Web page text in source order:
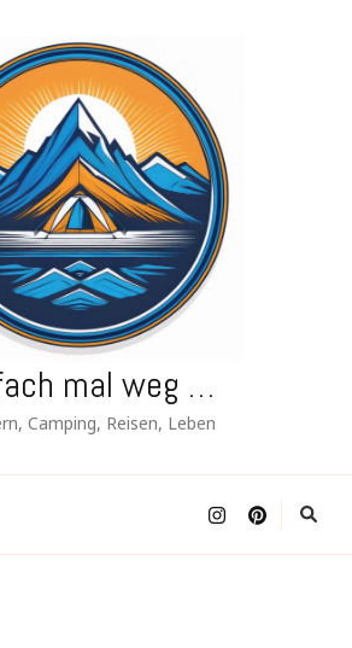
mal weg …
Camping, Reisen, Leben